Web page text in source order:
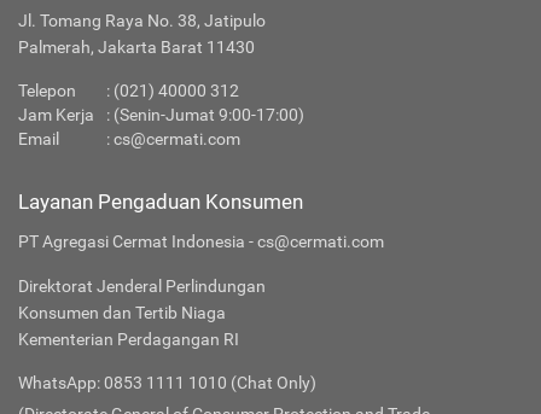
Jl. Tomang Raya No. 38, Jatipulo
Palmerah, Jakarta Barat 11430
Telepon : (021) 40000 312
Jam Kerja
: (Senin-Jumat 9:00-17:00)
Email
:cs@cermati.com
Layanan Pengaduan Konsumen
PT Agregasi Cermat Indonesia - cs@cermati.com
Direktorat Jenderal Perlindungan
Konsumen dan Tertib Niaga
Kementerian Perdagangan RI
WhatsApp: 0853 1111 1010 (Chat Only)